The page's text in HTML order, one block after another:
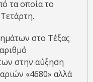
τα οποία το
στο Τέξας
στην αύξηση
«4680» αλλά